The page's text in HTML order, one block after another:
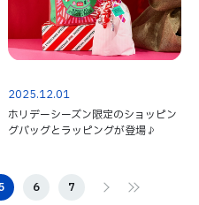
2025.12.01
ホリデーシーズン限定のショッピン
グバッグとラッピングが登場♪
6 7